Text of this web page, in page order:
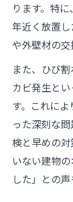
外
は
外
外壁
外
解
外
断
ポ
ります。特
年近く放置
や外壁材の交
また、ひび
カビ発生と
す。これに
った深刻な
検と早めの
いない建物
した」との声